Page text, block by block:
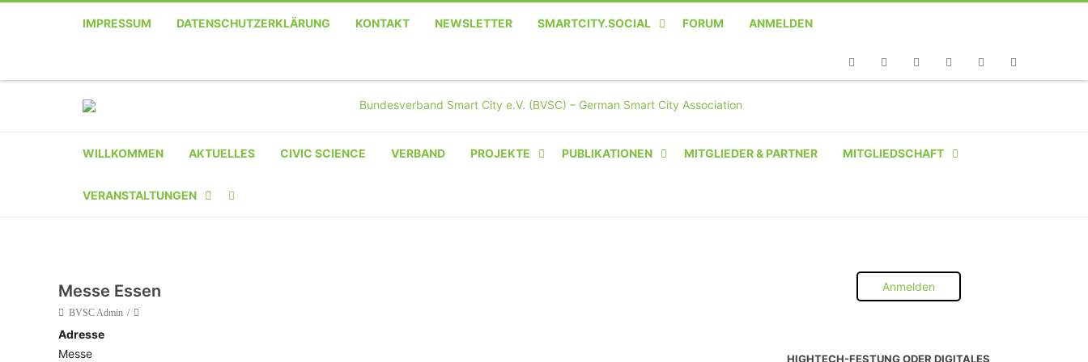
IMPRESSUM DATENSCHUTZERKLÄRUNG KONTAKT NEWSLETTER SMARTCITY.SOCIAL FORUM ANMELDEN
WILLKOMMEN AKTUELLES CIVIC SCIENCE VERBAND PROJEKTE PUBLIKATIONEN MITGLIEDER & PARTNER MITGLIEDSCHAFT
INSTITUTION
VERANSTALTUNGEN
REGISTRIERUNG
VERANSTALTUNG
Messe Essen
BVSC Admin
Adresse
Messe
Anmelden
HIGHTECH-FESTUNG ODER DIGITALES